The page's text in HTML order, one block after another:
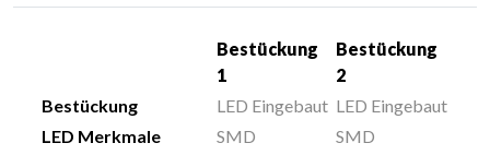
Bestückung
1
Bestückung
2
Bestückung
LED Eingebaut LED Eingebaut
LED Merkmale
SMD
SMD